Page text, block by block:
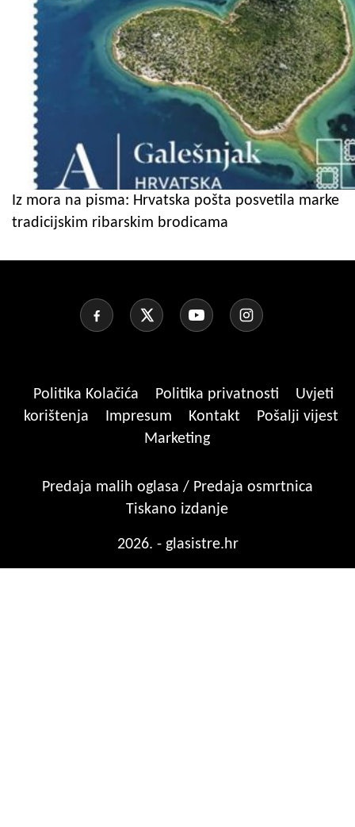
Iz mora na pisma: Hrvatska pošta posvetila marke
tradicijskim ribarskim brodicama
Politika Kolačića Politika privatnosti
Uvjeti
korištenja
Impresum Kontakt
Pošalji vijest
Marketing
Predaja malih oglasa / Predaja osmrtnica
Tiskano izdanje
2026. - glasistre.hr